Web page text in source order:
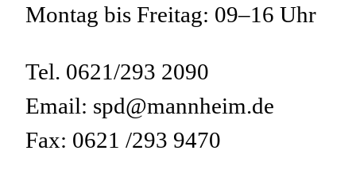
Montag bis Freitag: 09–16 Uhr
Tel. 0621/293 2090
Email: spd@mannheim.de
Fax: 0621 /293 9470